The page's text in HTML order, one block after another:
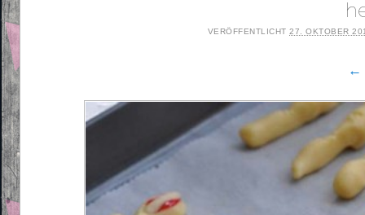
VERÖFFENTLICHT27. OKTOBER
←